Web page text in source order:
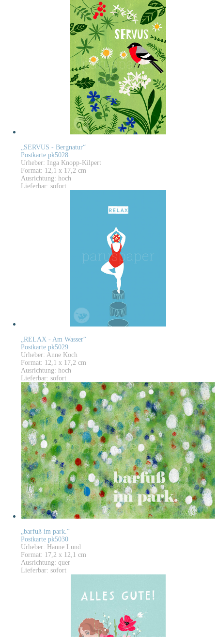
„SERVUS - Bergnatur“
Postkarte pk5028
Urheber: Inga Knopp-Kilpert
Format: 12,1 x 17,2 cm
Ausrichtung: hoch
Lieferbar: sofort
„RELAX - Am Wasser“
Postkarte pk5029
Urheber: Anne Koch
Format: 12,1 x 17,2 cm
Ausrichtung: hoch
Lieferbar: sofort
„barfuß im park.“
Postkarte pk5030
Urheber: Hanne Lund
Format: 17,2 x 12,1 cm
Ausrichtung: quer
Lieferbar: sofort